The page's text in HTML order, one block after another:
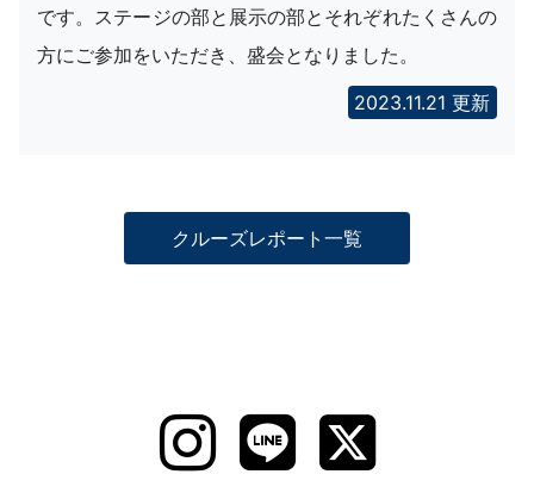
です。ステージの部と展示の部とそれぞれたくさんの
方にご参加をいただき、盛会となりました。
2023.11.21 更新
クルーズレポート一覧